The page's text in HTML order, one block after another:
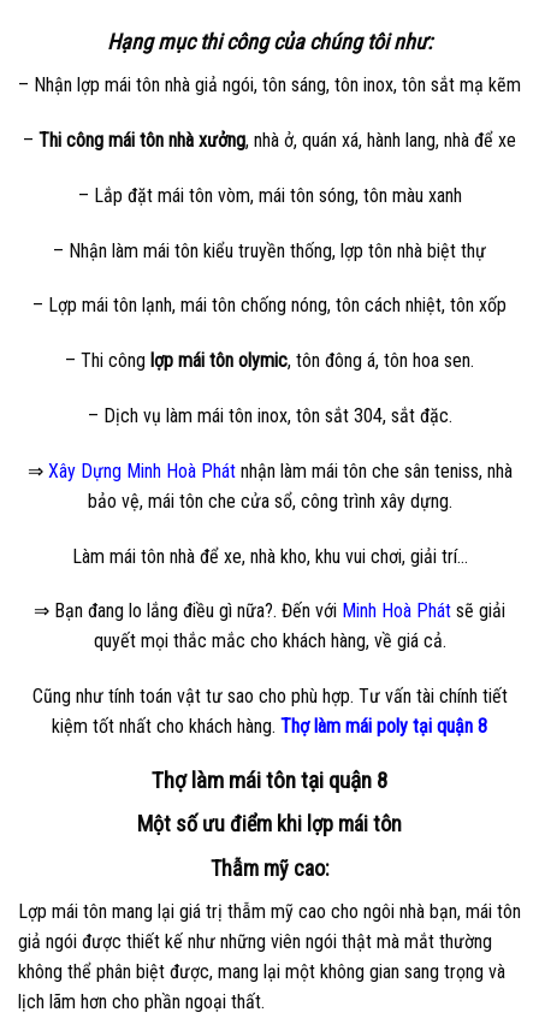
Hạng mục thi công của chúng tôi như:
– Nhận lợp mái tôn nhà giả ngói, tôn sáng, tôn inox, tôn sắt mạ kẽm
– Thi công mái tôn nhà xưởng, nhà ở, quán xá, hành lang, nhà để xe
– Lắp đặt mái tôn vòm, mái tôn sóng, tôn màu xanh
– Nhận làm mái tôn kiểu truyền thống, lợp tôn nhà biệt thự
– Lợp mái tôn lạnh, mái tôn chống nóng, tôn cách nhiệt, tôn xốp
– Thi công lợp mái tôn olymic, tôn đông á, tôn hoa sen.
– Dịch vụ làm mái tôn inox, tôn sắt 304, sắt đặc.
⇒ Xây Dựng Minh Hoà Phát nhận làm mái tôn che sân teniss, nhà
bảo vệ, mái tôn che cửa sổ, công trình xây dựng.
Làm mái tôn nhà để xe, nhà kho, khu vui chơi, giải trí…
⇒ Bạn đang lo lắng điều gì nữa?. Đến với Minh Hoà Phát sẽ giải
quyết mọi thắc mắc cho khách hàng, về giá cả.
Cũng như tính toán vật tư sao cho phù hợp. Tư vấn tài chính tiết
kiệm tốt nhất cho khách hàng. Thợ làm mái poly tại quận 8
Thợ làm mái tôn tại quận 8
Một số ưu điểm khi lợp mái tôn
Thẫm mỹ cao:
Lợp mái tôn mang lại giá trị thẫm mỹ cao cho ngôi nhà bạn, mái tôn
giả ngói được thiết kế như những viên ngói thật mà mắt thường
không thể phân biệt được, mang lại một không gian sang trọng và
lịch lãm hơn cho phần ngoại thất.